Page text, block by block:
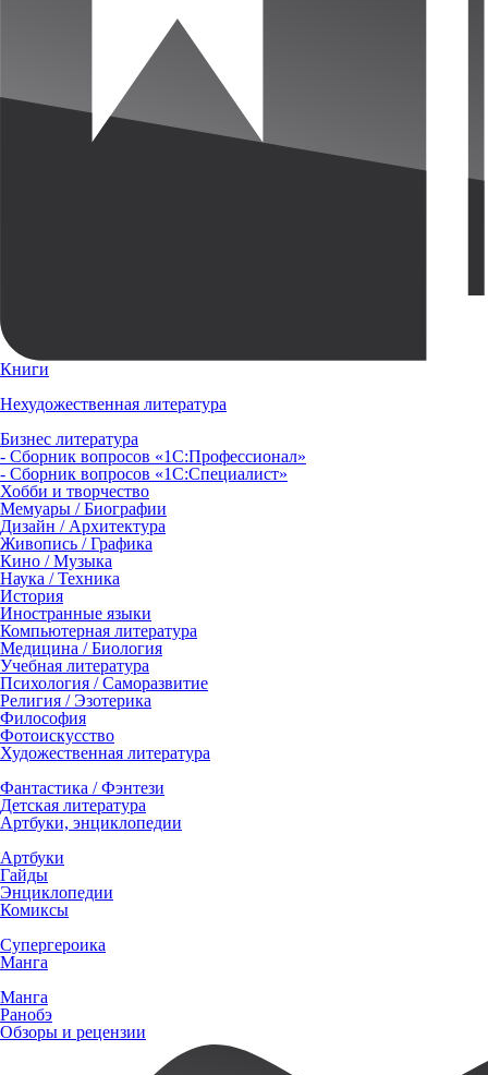
Книги
Нехудожественная литература
Бизнес литература
- Сборник вопросов «1С:Профессионал»
- Сборник вопросов «1С:Специалист»
Хобби и творчество
Мемуары / Биографии
Дизайн / Архитектура
Живопись / Графика
Кино / Музыка
Наука / Техника
История
Иностранные языки
Компьютерная литература
Медицина / Биология
Учебная литература
Психология / Саморазвитие
Религия / Эзотерика
Философия
Фотоискусство
Художественная литература
Фантастика / Фэнтези
Детская литература
Артбуки, энциклопедии
Артбуки
Гайды
Энциклопедии
Комиксы
Супергероика
Манга
Манга
Ранобэ
Обзоры и рецензии